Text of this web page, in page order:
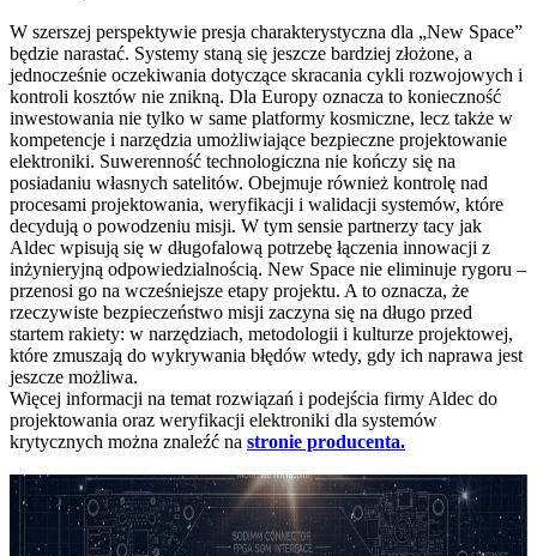
W szerszej perspektywie presja charakterystyczna dla „New Space”
będzie narastać. Systemy staną się jeszcze bardziej złożone, a
jednocześnie oczekiwania dotyczące skracania cykli rozwojowych i
kontroli kosztów nie znikną. Dla Europy oznacza to konieczność
inwestowania nie tylko w same platformy kosmiczne, lecz także w
kompetencje i narzędzia umożliwiające bezpieczne projektowanie
elektroniki. Suwerenność technologiczna nie kończy się na
posiadaniu własnych satelitów. Obejmuje również kontrolę nad
procesami projektowania, weryfikacji i walidacji systemów, które
decydują o powodzeniu misji. W tym sensie partnerzy tacy jak
Aldec wpisują się w długofalową potrzebę łączenia innowacji z
inżynieryjną odpowiedzialnością. New Space nie eliminuje rygoru –
przenosi go na wcześniejsze etapy projektu. A to oznacza, że
rzeczywiste bezpieczeństwo misji zaczyna się na długo przed
startem rakiety: w narzędziach, metodologii i kulturze projektowej,
które zmuszają do wykrywania błędów wtedy, gdy ich naprawa jest
jeszcze możliwa.
Więcej informacji na temat rozwiązań i podejścia firmy Aldec do
projektowania oraz weryfikacji elektroniki dla systemów
krytycznych można znaleźć na stronie producenta.